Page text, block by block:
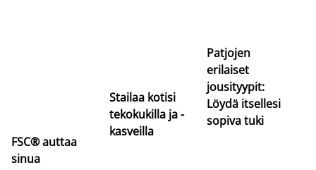
FSC® auttaa
sinua
Stailaa kotisi
tekokukilla ja -
kasveilla
Patjojen
erilaiset
jousityypit:
Löydä itsellesi
sopiva tuki